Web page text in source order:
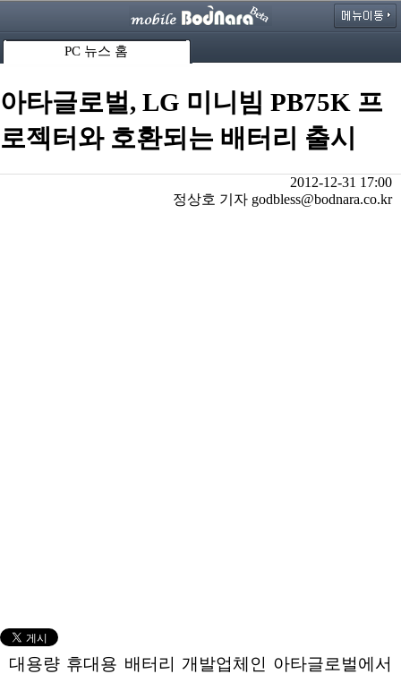
PC 뉴스 홈
아타글로벌, LG 미니빔 PB75K 프
로젝터와 호환되는 배터리 출시
2012-12-31 17:00
정상호 기자 godbless@bodnara.co.kr
대용량 휴대용 배터리 개발업체인 아타글로벌에서